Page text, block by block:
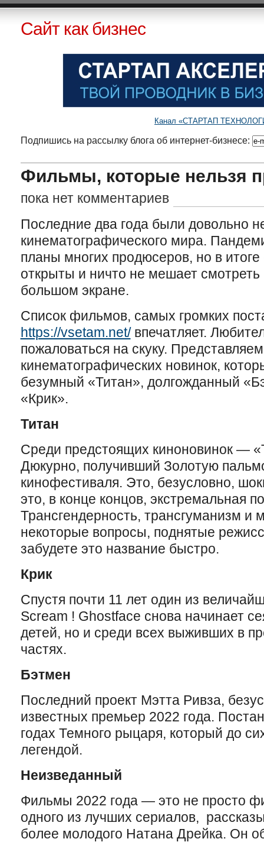
Сайт как бизнес
Канал «СТАРТАП
Подпишись на рассылку блога об интернет-бизнесе:
Фильмы, которые нельзя
пока нет комментариев
Последние два года были довольно
кинематографического мира.
планы многих продюсеров, но в
открыты и ничто не мешает
большом экране.
Список фильмов, самых громких
https://vsetam.net/впечатляет.
пожаловаться на скуку.
кинематографических новинок,
безумный «Титан», долгожданный
«Крик».
Титан
Среди предстоящих киноновинок —
Дюкурно, получивший Золотую
кинофестиваля. Это, безусловно,
это, в конце концов, экстремальная
Трансгендерность, трансгуманизм
некоторые вопросы, поднятые
забудете это название быстро.
Крик
Спустя почти 11 лет один из
Scream ! Ghostface снова начинает
детей, но и среди всех выживших в
частях.
Бэтмен
Последний проект Мэтта Ривза,
известных премьер 2022 года.
годах Темного рыцаря, который до
легендой.
Неизведанный
Фильмы 2022 года — это не просто
одного из лучших сериалов,
более молодого Натана Дрейка. Он